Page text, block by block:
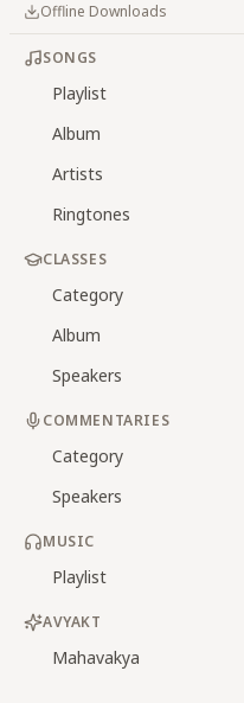
Offline Downloads
SONGS
Playlist
Album
Artists
Ringtones
CLASSES
Category
Album
Speakers
COMMENTARIES
Category
Speakers
MUSIC
Playlist
AVYAKT
Mahavakya